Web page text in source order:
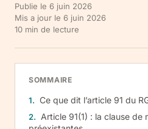
Publie le 6 juin 2026
Mis a jour le 6 juin 2026
10 min de lecture
SOMMAIRE
Ce que dit l’article 91 du
Article 91(1) : la clause de